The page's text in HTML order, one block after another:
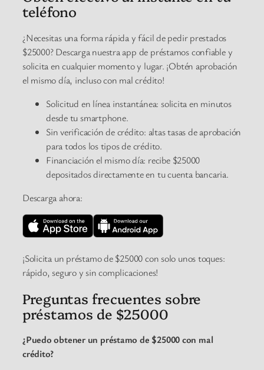
teléfono
¿Necesitas una forma rápida y fácil de pedir prestados
$25000? Descarga nuestra app de préstamos confiable y
solicita en cualquier momento y lugar. ¡Obtén aprobación
el mismo día, incluso con mal crédito!
Solicitud en línea instantánea: solicita en minutos
desde tu smartphone.
Sin verificación de crédito: altas tasas de aprobación
para todos los tipos de crédito.
Financiación el mismo día: recibe $25000
depositados directamente en tu cuenta bancaria.
Descarga ahora:
¡Solicita un préstamo de $25000 con solo unos toques:
rápido, seguro y sin complicaciones!
Preguntas frecuentes sobre
préstamos de $25000
¿Puedo obtener un préstamo de $25000 con mal
crédito?